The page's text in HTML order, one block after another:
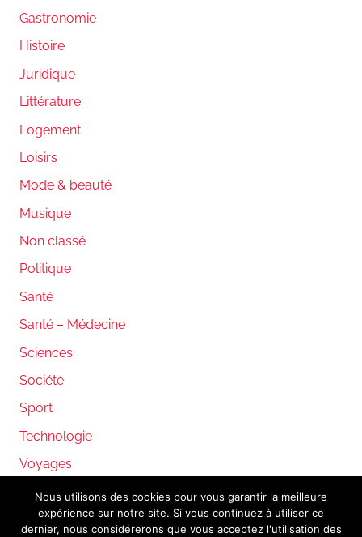
Gastronomie
Histoire
Juridique
Littérature
Logement
Loisirs
Mode & beauté
Musique
Non classé
Politique
Santé
Santé – Médecine
Sciences
Société
Sport
Technologie
Voyages
WordPress Theme: Donovan by ThemeZee.
Nous utilisons des cookies pour vous garantir la meilleure
expérience sur notre site. Si vous continuez à utiliser ce
dernier, nous considérerons que vous acceptez l'utilisation des